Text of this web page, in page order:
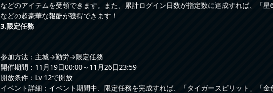
などのアイテムを受領できます。また、累計ログイン日数が指定数に達成すれば、「星
などの超豪華な報酬が獲得できます！
3.限定任務
参加方法：主城→勤労→限定任務
開催期間：11月19日00:00～11月26日23:59
開放条件：Lv 12で開放
イベント詳細：イベント期間中、限定任務を完成すれば、「タイガースピリット」「金